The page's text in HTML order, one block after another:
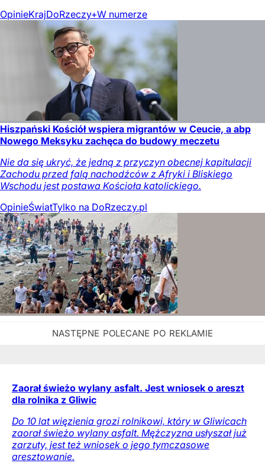
OpinieKrajDoRzeczy+W numerze
Hiszpański Kościół wspiera migrantów w Ceucie, a abp
Nowego Meksyku zachęca do budowy meczetu
Nie da się ukryć, że jedną z przyczyn obecnej kapitulacji
Zachodu przed falą nachodźców z Afryki i Bliskiego
Wschodu jest postawa Kościoła katolickiego.
OpinieŚwiatTylko na DoRzeczy.pl
Zaorał świeżo wylany asfalt. Jest wniosek o areszt
dla rolnika z Gliwic
Do 10 lat więzienia grozi rolnikowi, który w Gliwicach
zaorał świeżo wylany asfalt. Mężczyzna usłyszał już
zarzuty, jest też wniosek o jego tymczasowe
aresztowanie.